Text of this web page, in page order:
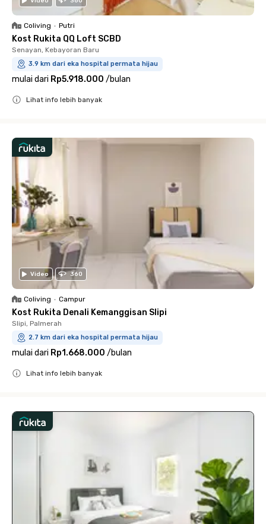
Coliving • Putri
Kost Rukita QQ Loft SCBD
Senayan, Kebayoran Baru
3.9 km dari eka hospital permata hijau
mulai dari Rp5.918.000 /bulan
Lihat info lebih banyak
Video 360
Coliving • Campur
Kost Rukita Denali Kemanggisan Slipi
Slipi, Palmerah
2.7 km dari eka hospital permata hijau
mulai dari Rp1.668.000 /bulan
Lihat info lebih banyak